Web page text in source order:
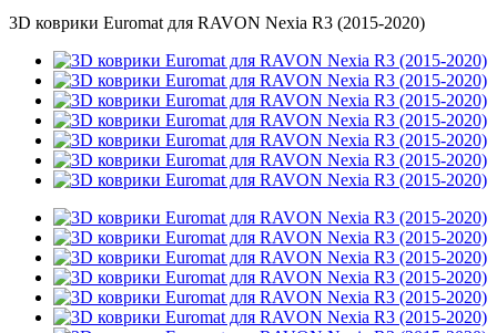
3D коврики Euromat для RAVON Nexia R3 (2015-2020)